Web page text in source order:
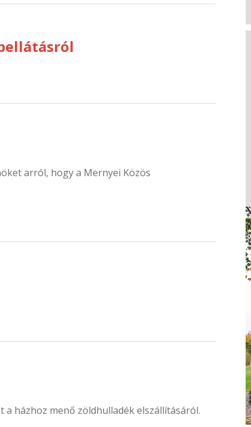
arról, hogy a Mernyei Közös
házhoz menő zöldhulladék elszállításáról.